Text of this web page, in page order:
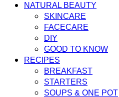
NATURAL BEAUTY
SKINCARE
FACECARE
DIY
GOOD TO KNOW
RECIPES
BREAKFAST
STARTERS
SOUPS & ONE POT